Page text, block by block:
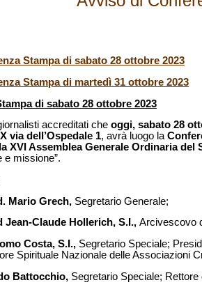
Stampa di sabato 28 ottobre 2023
Stampa di martedì 31 ottobre 2023
di sabato 28 ottobre 2023
accreditati che oggi, sabato 28
via dell’Ospedale 1, avrà luogo la
XVI Assemblea Generale Ordinaria del
e missione”.
Mario Grech, Segretario Generale;
Jean-Claude Hollerich, S.I., Arcivescovo
Costa, S.I., Segretario Speciale;
Spirituale Nazionale delle Associazioni
Battocchio, Segretario Speciale; Rettore